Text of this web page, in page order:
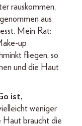
rauskommen,
aus
Mein Rat:
up
fliegen, so
und die Haut
ist,
weniger
Haut braucht die